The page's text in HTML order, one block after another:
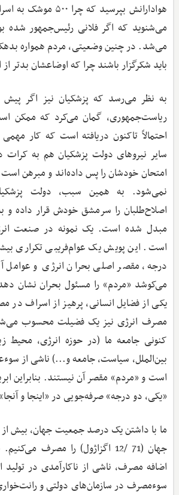
هوادارانش بپرسید که
می‌شد. در چنین وضعیتی، مردم همواره
باید شکرگزار باشند چرا که اوضاعشان بدتر
به نظر می‌رسد که پزشکیان نیز اگر
ریاست‌جمهوری، گمان می‌کرد که ممکن
احتمالاً تاکنون دریافته است که کار
سایر نیروهای دولت پزشکیان هم به
امتحان خودشان را پس داده‌اند و مبرهن
نمی‌شود. به همین سبب، دولت
اصلاح‌طلبان را سرمشق خودش قرار داده و
مبدل شده است. یک نمونه در صنعت
است. این پویش یک عوام‌فریبی تکراری
درجه، مقصر اصلی بحران انرژی و عوامل
می‌کوشد «مردم» را مسئول بحران نشان
یکی از فضایل انسانی، پرهیز از اسراف در
مصرف انرژی نیز یک فضیلت محسوب
کنونی جامعه ما (در حوزه انرژی، محیط‌
بین‌الملل، سیاست، جامعه و...) ناشی از
است و «مردم» مقصر آن نیستند. بنابراین
«یکی، دو درجه» صرفه‌جویی در «اینجا و
ما با داشتن یک درصد جمعیت جهان، بیش از
جهان (71 /12 اگزاژول) را مصرف
اضافه مصرف، ناشی از ناکارآمدی در
سوءمصرف در سازمان‌های دولتی و